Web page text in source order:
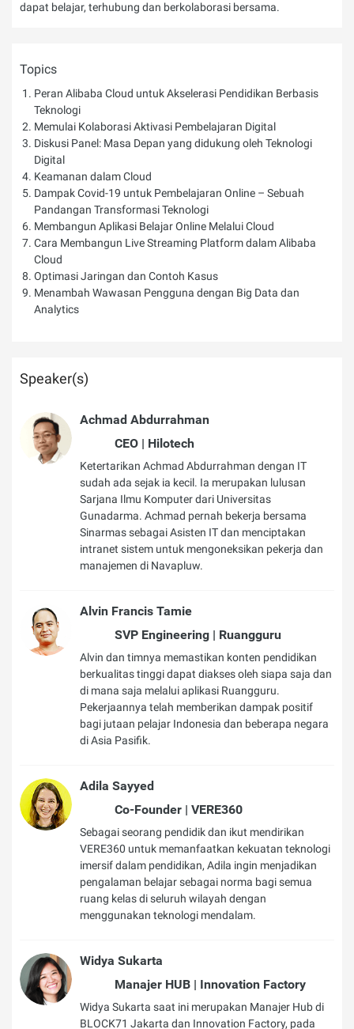
dapat belajar, terhubung dan berkolaborasi bersama.
Topics
Peran Alibaba Cloud untuk Akselerasi Pendidikan Berbasis
Teknologi
Memulai Kolaborasi Aktivasi Pembelajaran Digital
Diskusi Panel: Masa Depan yang didukung oleh Teknologi
Digital
Keamanan dalam Cloud
Dampak Covid-19 untuk Pembelajaran Online – Sebuah
Pandangan Transformasi Teknologi
Membangun Aplikasi Belajar Online Melalui Cloud
Cara Membangun Live Streaming Platform dalam Alibaba
Cloud
Optimasi Jaringan dan Contoh Kasus
Menambah Wawasan Pengguna dengan Big Data dan
Analytics
Speaker(s)
Achmad Abdurrahman
CEO | Hilotech
Ketertarikan Achmad Abdurrahman dengan IT
sudah ada sejak ia kecil. Ia merupakan lulusan
Sarjana Ilmu Komputer dari Universitas
Gunadarma. Achmad pernah bekerja bersama
Sinarmas sebagai Asisten IT dan menciptakan
intranet sistem untuk mengoneksikan pekerja dan
manajemen di Navapluw.
Alvin Francis Tamie
SVP Engineering | Ruangguru
Alvin dan timnya memastikan konten pendidikan
berkualitas tinggi dapat diakses oleh siapa saja dan
di mana saja melalui aplikasi Ruangguru.
Pekerjaannya telah memberikan dampak positif
bagi jutaan pelajar Indonesia dan beberapa negara
di Asia Pasifik.
Adila Sayyed
Co-Founder | VERE360
Sebagai seorang pendidik dan ikut mendirikan
VERE360 untuk memanfaatkan kekuatan teknologi
imersif dalam pendidikan, Adila ingin menjadikan
pengalaman belajar sebagai norma bagi semua
ruang kelas di seluruh wilayah dengan
menggunakan teknologi mendalam.
Widya Sukarta
Manajer HUB | Innovation Factory
Widya Sukarta saat ini merupakan Manajer Hub di
BLOCK71 Jakarta dan Innovation Factory, pada